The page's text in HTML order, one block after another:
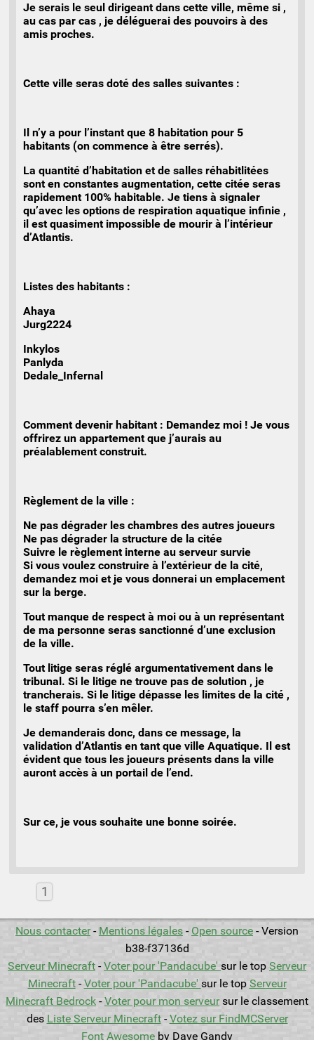
Je serais le seul dirigeant dans cette ville, même si ,
au cas par cas , je déléguerai des pouvoirs à des
amis proches.
Cette ville seras doté des salles suivantes :
Il n’y a pour l’instant que 8 habitation pour 5
habitants (on commence à être serrés).
La quantité d’habitation et de salles réhabitlitées
sont en constantes augmentation, cette citée seras
rapidement 100% habitable. Je tiens à signaler
qu’avec les options de respiration aquatique infinie ,
il est quasiment impossible de mourir à l’intérieur
d’Atlantis.
Listes des habitants :
Ahaya
Jurg2224
Inkylos
Panlyda
Dedale_Infernal
Comment devenir habitant : Demandez moi ! Je vous
offrirez un appartement que j’aurais au
préalablement construit.
Règlement de la ville :
Ne pas dégrader les chambres des autres joueurs
Ne pas dégrader la structure de la citée
Suivre le règlement interne au serveur survie
Si vous voulez construire à l’extérieur de la cité,
demandez moi et je vous donnerai un emplacement
sur la berge.
Tout manque de respect à moi ou à un représentant
de ma personne seras sanctionné d’une exclusion
de la ville.
Tout litige seras réglé argumentativement dans le
tribunal. Si le litige ne trouve pas de solution , je
trancherais. Si le litige dépasse les limites de la cité ,
le staff pourra s’en mêler.
Je demanderais donc, dans ce message, la
validation d’Atlantis en tant que ville Aquatique. Il est
évident que tous les joueurs présents dans la ville
auront accès à un portail de l’end.
Sur ce, je vous souhaite une bonne soirée.
1
Nous contacter - Mentions légales - Open source - Version
b38-f37136d
Serveur Minecraft - Voter pour 'Pandacube' sur le top Serveur
Minecraft-Voter pour 'Pandacube' sur le top Serveur
Minecraft Bedrock -Voter pour mon serveur sur le classement
des Liste Serveur Minecraft-Votez sur FindMCServer
Font Awesome by Dave Gandy